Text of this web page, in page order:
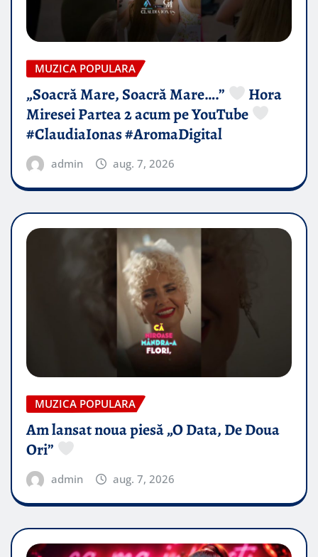
MUZICA POPULARA
„Soacră Mare, Soacră Mare….”
Hora
Miresei Partea 2 acum pe YouTube
#ClaudiaIonas #AromaDigital
admin aug. 7, 2026
MUZICA POPULARA
Am lansat noua piesă „O Data, De Doua
Ori”
admin aug. 7, 2026